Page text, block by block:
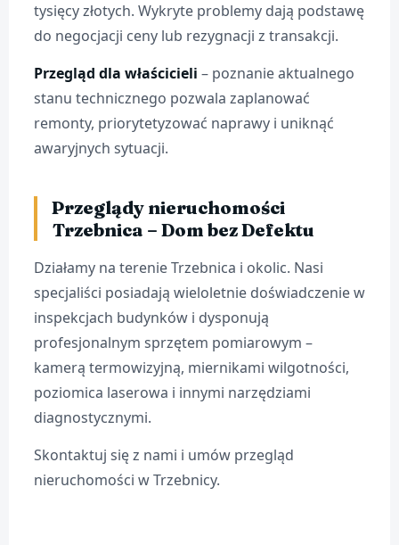
tysięcy złotych. Wykryte problemy dają podstawę
do negocjacji ceny lub rezygnacji z transakcji.
Przegląd dla właścicieli – poznanie aktualnego
stanu technicznego pozwala zaplanować
remonty, priorytetyzować naprawy i uniknąć
awaryjnych sytuacji.
Przeglądy nieruchomości
Trzebnica – Dom bez Defektu
Działamy na terenie Trzebnica i okolic. Nasi
specjaliści posiadają wieloletnie doświadczenie w
inspekcjach budynków i dysponują
profesjonalnym sprzętem pomiarowym –
kamerą termowizyjną, miernikami wilgotności,
poziomica laserowa i innymi narzędziami
diagnostycznymi.
Skontaktuj się z nami i umów przegląd
nieruchomości w Trzebnicy.